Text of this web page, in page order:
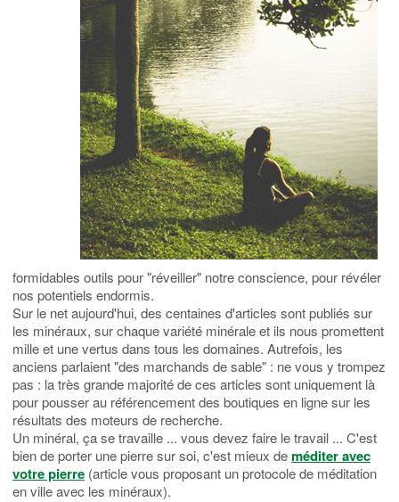
formidables outils pour "réveiller" notre conscience, pour révéler
nos potentiels endormis.
Sur le net aujourd'hui, des centaines d'articles sont publiés sur
les minéraux, sur chaque variété minérale et ils nous promettent
mille et une vertus dans tous les domaines. Autrefois, les
anciens parlaient "des marchands de sable" : ne vous y trompez
pas : la très grande majorité de ces articles sont uniquement là
pour pousser au référencement des boutiques en ligne sur les
résultats des moteurs de recherche.
Un minéral, ça se travaille ... vous devez faire le travail ... C'est
bien de porter une pierre sur soi, c'est mieux deméditer avec
votre pierre (article vous proposant un protocole de méditation
en ville avec les minéraux).